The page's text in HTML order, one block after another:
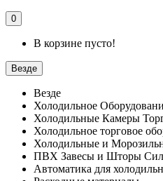
0
В корзине пусто!
Везде
Везде
Холодильное
Холодильные Камеры
Холодильное торговое
Холодильные и
ПВХ Завесы и Шторы
Автоматика для